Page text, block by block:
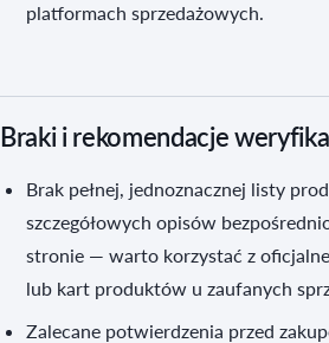
platformach sprzedażowych.
Braki i rekomendacje
Brak pełnej, jednoznacznej listy
szczegółowych opisów
stronie — warto korzystać z
lub kart produktów u zaufanych
Zalecane potwierdzenia przed